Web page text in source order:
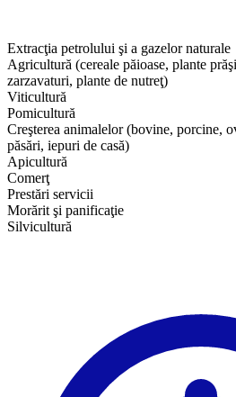
Extracţia petrolului şi a gazelor naturale
Agricultură (cereale păioase, plante
zarzavaturi, plante de nutreţ)
Viticultură
Pomicultură
Creşterea animalelor (bovine, porcine,
păsări, iepuri de casă)
Apicultură
Comerţ
Prestări servicii
Morărit şi panificaţie
Silvicultură